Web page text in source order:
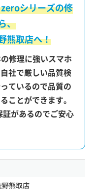
シリーズの修
、
熊取店へ！
修理に強いスマホ
社で厳しい品質検
ているので品質の
ことができます。
があるのでご安心
野熊取店